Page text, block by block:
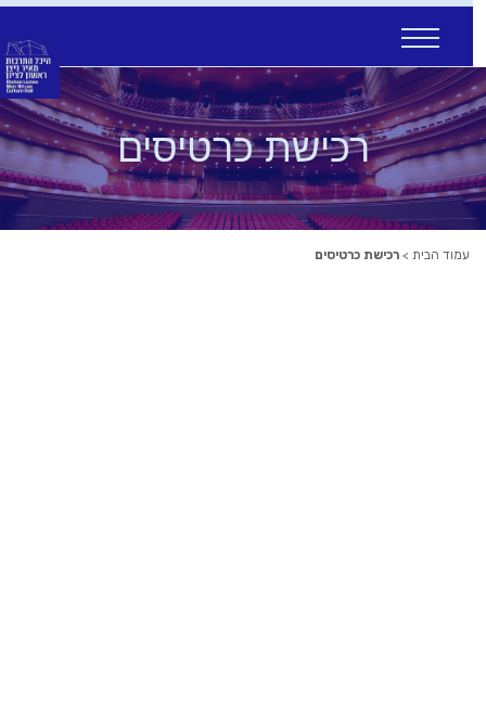
רכישת כרטיסים
עמוד הבית> רכישת כרטיסים